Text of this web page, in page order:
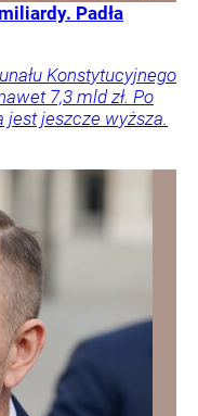
Padła
Konstytucyjnego
7,3 mld zł. Po
jeszcze wyższa.